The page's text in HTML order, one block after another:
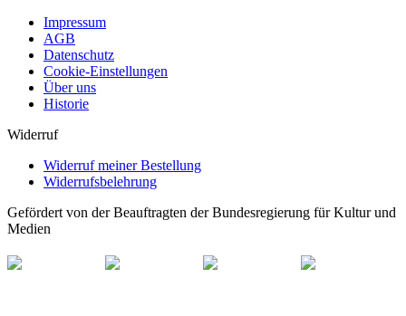
Impressum
AGB
Datenschutz
Cookie-Einstellungen
Über uns
Historie
Widerruf
Widerruf meiner Bestellung
Widerrufsbelehrung
Gefördert von der Beauftragten der Bundesregierung für Kultur und
Medien